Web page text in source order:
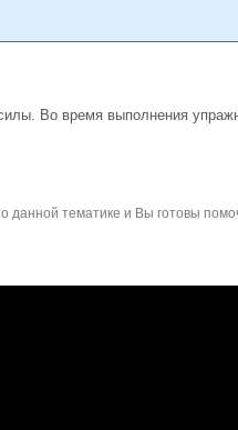
Во время выполнения
тематике и Вы готовы